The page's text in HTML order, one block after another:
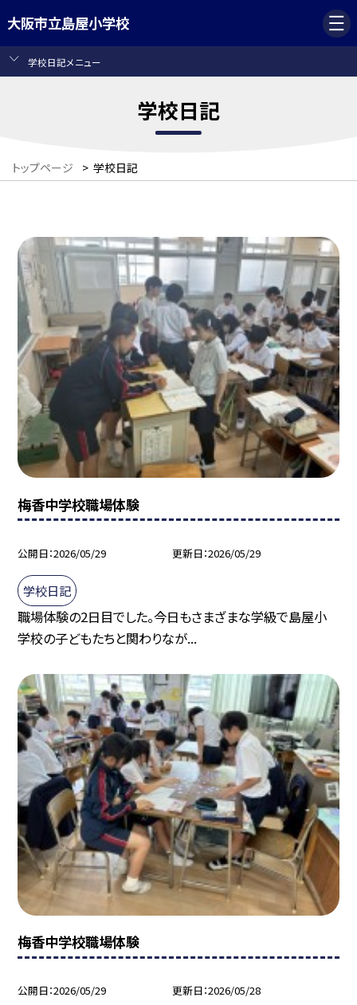
大阪市立島屋小学校
学校日記メニュー
学校日記
トップページ > 学校日記
梅香中学校職場体験
公開日 2026/05/29 更新日 2026/05/29
学校日記
職場体験の2日目でした。今日もさまざまな学級で島屋小
学校の子どもたちと関わりなが...
梅香中学校職場体験
公開日 2026/05/29 更新日 2026/05/28